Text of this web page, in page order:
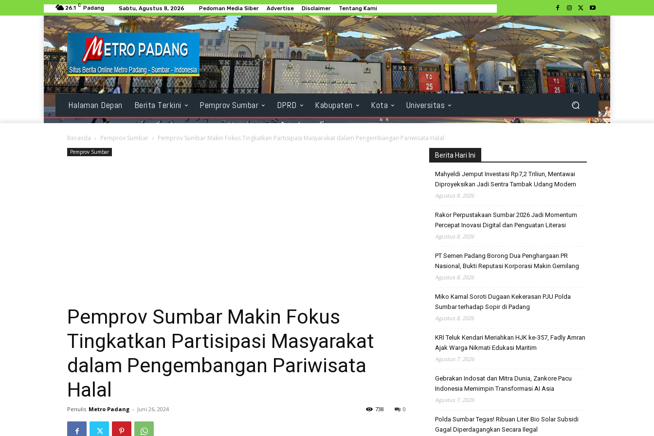
26.1 C Padang Sabtu, Agustus 8, 2026 Pedoman Media Siber Advertise Disclaimer Tentang Kami
Halaman Depan Berita Terkini Pemprov Sumbar DPRD Kabupaten Kota Universitas
Beranda Pemprov Sumbar Pemprov Sumbar Makin Fokus Tingkatkan Partisipasi Masyarakat dalam Pengembangan Pariwisata Halal
Pemprov Sumbar
Pemprov Sumbar Makin Fokus
Tingkatkan Partisipasi Masyarakat
dalam Pengembangan Pariwisata
Halal
Penulis Metro Padang - Juni 26, 2024 0
738
Berita Hari Ini
Mahyeldi Jemput Investasi Rp7,2 Triliun, Mentawai
Diproyeksikan Jadi Sentra Tambak Udang Modern
Agustus 8, 2026
Rakor Perpustakaan Sumbar 2026 Jadi Momentum
Percepat Inovasi Digital dan Penguatan Literasi
Agustus 8, 2026
PT Semen Padang Borong Dua Penghargaan PR
Nasional, Bukti Reputasi Korporasi Makin Gemilang
Agustus 8, 2026
Miko Kamal Soroti Dugaan Kekerasan PJU Polda
Sumbar terhadap Sopir di Padang
Agustus 8, 2026
KRI Teluk Kendari Meriahkan HJK ke-357, Fadly Amran
Ajak Warga Nikmati Edukasi Maritim
Agustus 7, 2026
Gebrakan Indosat dan Mitra Dunia, Zankore Pacu
Indonesia Memimpin Transformasi AI Asia
Agustus 7, 2026
Polda Sumbar Tegas! Ribuan Liter Bio Solar Subsidi
Gagal Diperdagangkan Secara Ilegal